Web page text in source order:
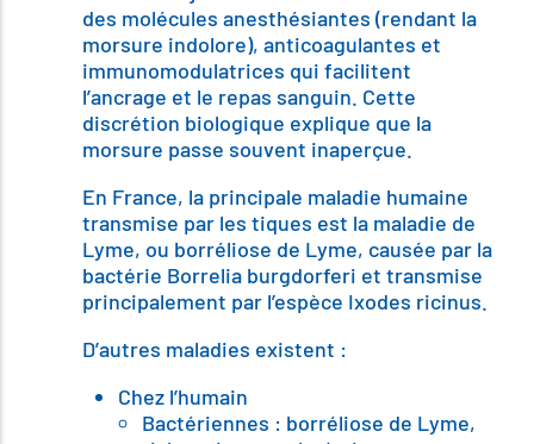
des molécules anesthésiantes (rendant la
morsure indolore), anticoagulantes et
immunomodulatrices qui facilitent
l’ancrage et le repas sanguin. Cette
discrétion biologique explique que la
morsure passe souvent inaperçue.
En France, la principale maladie humaine
transmise par les tiques est la maladie de
Lyme, ou borréliose de Lyme, causée par la
bactérie Borrelia burgdorferi et transmise
principalement par l’espèce Ixodes ricinus.
D’autres maladies existent :
Chez l’humain
Bactériennes : borréliose de Lyme,